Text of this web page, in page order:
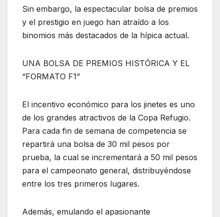
Sin embargo, la espectacular bolsa de premios
y el prestigio en juego han atraído a los
binomios más destacados de la hípica actual.
UNA BOLSA DE PREMIOS HISTÓRICA Y EL
“FORMATO F1”
El incentivo económico para los jinetes es uno
de los grandes atractivos de la Copa Refugio.
Para cada fin de semana de competencia se
repartirá una bolsa de 30 mil pesos por
prueba, la cual se incrementará a 50 mil pesos
para el campeonato general, distribuyéndose
entre los tres primeros lugares.
Además, emulando el apasionante